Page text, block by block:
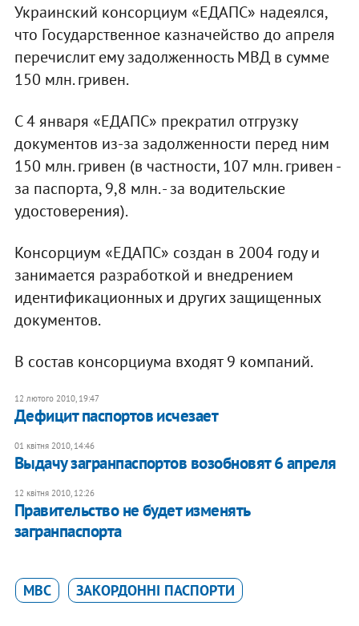
Украинский консорциум «ЕДАПС» надеялся,
что Государственное казначейство до апреля
перечислит ему задолженность МВД в сумме
150 млн. гривен.
С 4 января «ЕДАПС» прекратил отгрузку
документов из-за задолженности перед ним
150 млн. гривен (в частности, 107 млн. гривен -
за паспорта, 9,8 млн. - за водительские
удостоверения).
Консорциум «ЕДАПС» создан в 2004 году и
занимается разработкой и внедрением
идентификационных и других защищенных
документов.
В состав консорциума входят 9 компаний.
12 лютого 2010, 19:47
Дефицит паспортов исчезает
01 квітня 2010, 14:46
Выдачу загранпаспортов возобновят 6 апреля
12 квітня 2010, 12:26
Правительство не будет изменять
загранпаспорта
МВС ЗАКОРДОННІ ПАСПОРТИ